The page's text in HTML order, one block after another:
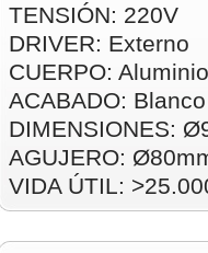
TENSIÓN: 220V
DRIVER: Externo
CUERPO: Aluminio
ACABADO:
DIMENSIONES:
AGUJERO:
VIDA ÚTIL: